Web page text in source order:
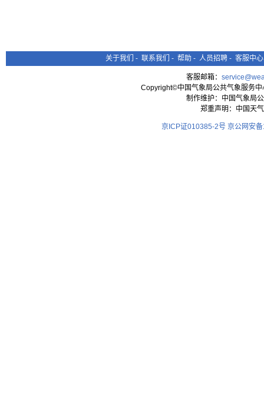
关于我们 - 联系我们 - 帮助 - 人员招聘 - 客服中心
客服邮箱：
Copyright©中国气象局公共气象服务
制作维护：中国气象局
郑重声明：中国天
京ICP证010385-2号 京公网安